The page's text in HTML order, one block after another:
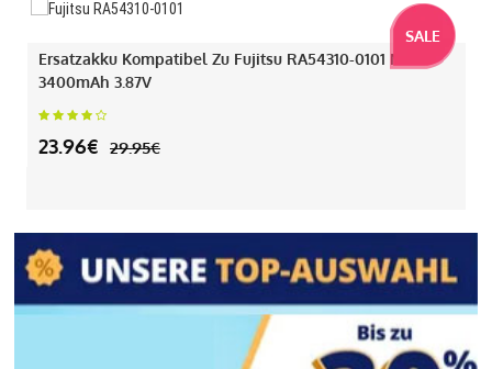
SALE
Ersatzakku Kompatibel Zu Fujitsu RA54310-0101 Mit
3400mAh 3.87V
23.96€ 29.95€